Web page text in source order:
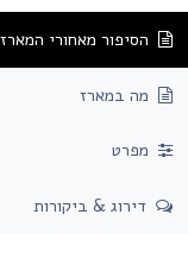
הסיפור מאחורי המארז
מה במארז
מפרט
דירוג & ביקורות